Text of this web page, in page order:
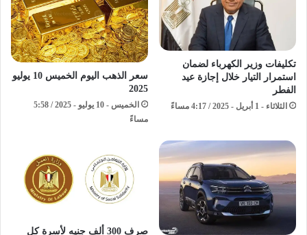
تكليفات وزير الكهرباء لضمان
استمرار التيار خلال إجازة عيد
الفطر
الثلاثاء - 1 أبريل - 2025 / 4:17 مساءً
سعر الذهب اليوم الخميس 10 يوليو
2025
الخميس - 10 يوليو - 2025 / 5:58
مساءً
صرف 300 ألف جنيه لأسرة كل